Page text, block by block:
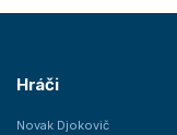
Hráči
Novak Djokovič